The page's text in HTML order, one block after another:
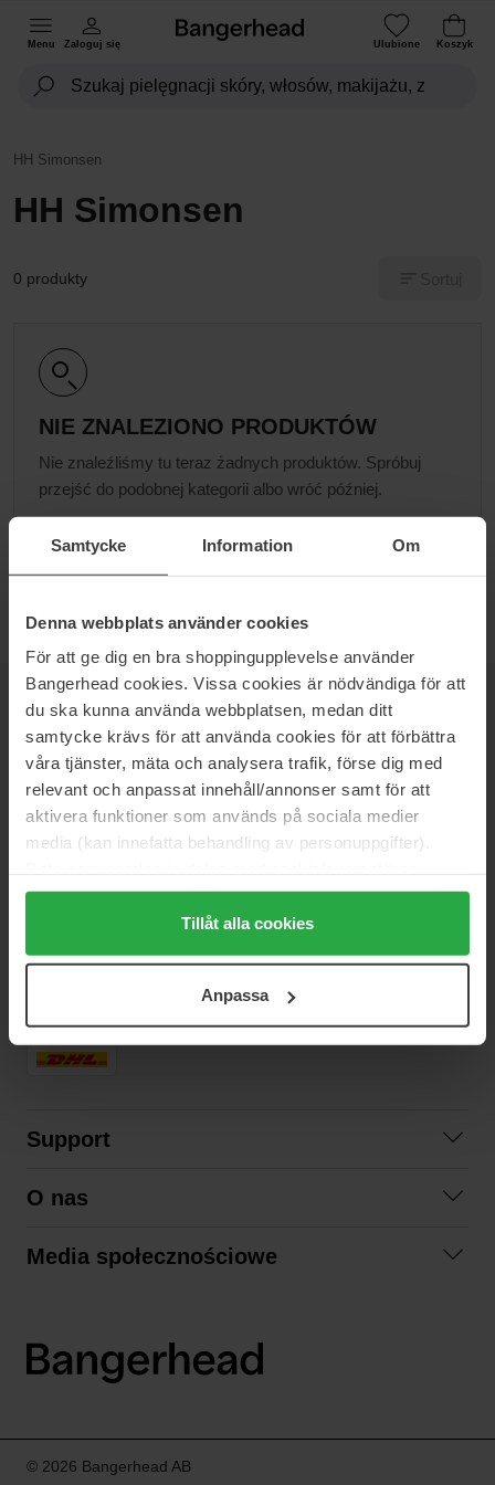
Samtycke Information Om
Denna webbplats använder cookies
För att ge dig en bra shoppingupplevelse använder
Bangerhead cookies. Vissa cookies är nödvändiga för att
du ska kunna använda webbplatsen, medan ditt
samtycke krävs för att använda cookies för att förbättra
våra tjänster, mäta och analysera trafik, förse dig med
relevant och anpassat innehåll/annonser samt för att
aktivera funktioner som används på sociala medier
media (kan innefatta behandling av personuppgifter).
Genom att trycka på "Tillåt alla cookies" accepterar du
alla cookies, medan du under "Detaljer" kan anpassa
användningen av cookies. Du kan när som helst återkalla
samt vår Integritetspolicy.
Tillåt alla cookies
Anpassa
Menu Zaloguj się Ulubione Koszyk
HH Simonsen
HH Simonsen
0 produkty
NIE ZNALEZIONO PRODUKTÓW
Nie znaleźliśmy tu teraz żadnych produktów. Spróbuj
przejść do podobnej kategorii albo wróć później.
Przejdź do B
NEWSLETTERDOWIEDZ SIĘ JAKO PIERWSZY
skrzynki? Będziemy wysyłać Ci najnowsze trendy, porady i
BEZPIECZNA PŁATNOŚĆ
SZYBKA DOSTAWA
Support
Regulamin zakupów
O nas
Zrównoważony rozwój
Media społecznościowe
LinkedIn
© 2026 Bangerhead AB